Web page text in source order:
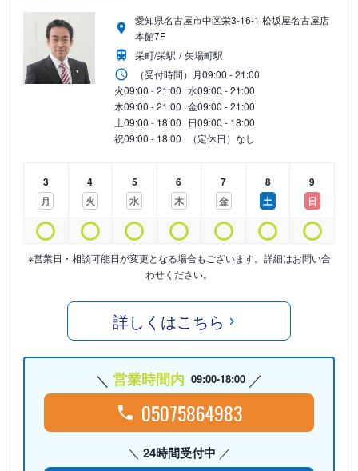
愛知県名古屋市中区栄3-16-1 松坂屋名古屋店
本館7F
栄町/栄駅
矢場町駅
（受付時間） 月09:00 - 21:00
火09:00 - 21:00 水09:00 - 21:00
木09:00 - 21:00 金09:00 - 21:00
土09:00 - 18:00 日09:00 - 18:00
祝09:00 - 18:00 （定休日）なし
3
月
4
火
5
水
6
木
7
金
8
土
9
日
※営業日・相談可能日が変更となる場合もございます。詳細はお問い合
わせください。
詳しくはこちら
営業時間内 09:00-18:00
05075864983
24時間受付中